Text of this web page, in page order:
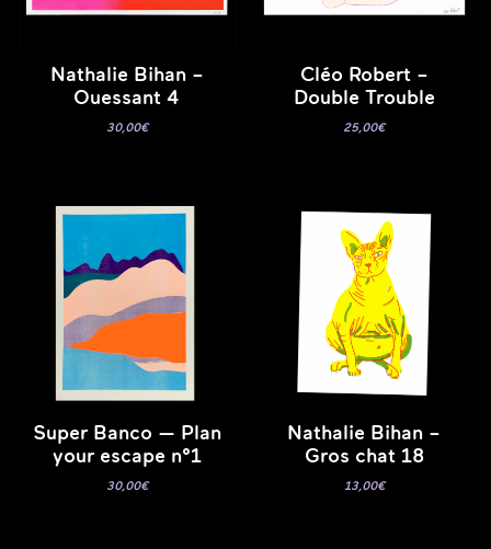
Nathalie Bihan –
Ouessant 4
30,00€
Cléo Robert –
Double Trouble
25,00€
Super Banco — Plan
your escape n°1
30,00€
Nathalie Bihan –
Gros chat 18
13,00€